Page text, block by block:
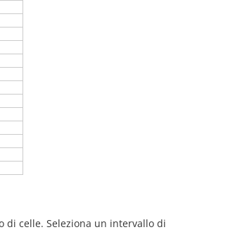
celle. Seleziona un intervallo di